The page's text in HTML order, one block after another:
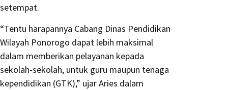
setempat.
“Tentu harapannya Cabang Dinas Pendidikan
Wilayah Ponorogo dapat lebih maksimal
dalam memberikan pelayanan kepada
sekolah-sekolah, untuk guru maupun tenaga
kependidikan (GTK),” ujar Aries dalam